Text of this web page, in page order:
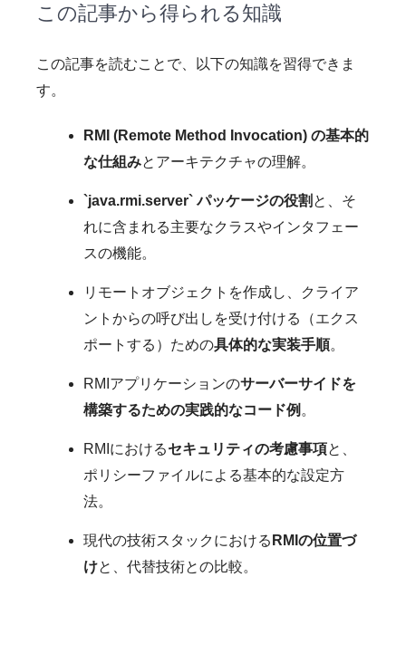
この記事から得られる知識
この記事を読むことで、以下の知識を習得できま
す。
RMI (Remote Method Invocation) の基本的
な仕組みとアーキテクチャの理解。
`java.rmi.server` パッケージの役割 と、そ
れに含まれる主要なクラスやインタフェー
スの機能。
リモートオブジェクトを作成し、クライア
ントからの呼び出しを受け付ける（エクス
ポートする）ための具体的な実装手順。
RMIアプリケーションのサーバーサイドを
構築するための実践的なコード例 。
RMIにおけるセキュリティの考慮事項と、
ポリシーファイルによる基本的な設定方
法。
現代の技術スタックにおける RMIの位置づ
けと、代替技術との比較。